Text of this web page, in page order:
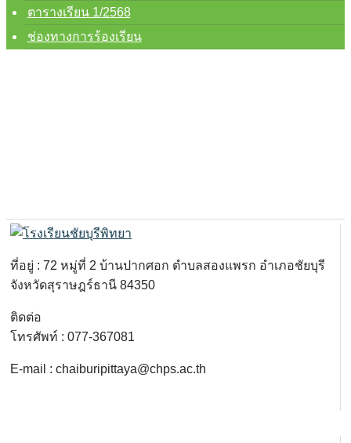
ตารางเรียน 1/2568
ช่องทางการร้องเรียน
ที่อยู่ : 72 หมู่ที่ 2 บ้านปากศอก ตำบลสองแพรก อำเภอชัยบุรี
จังหวัดสุราษฎร์ธานี 84350
ติดต่อ
โทรศัพท์ : 077-367081
E-mail : chaiburipittaya@chps.ac.th